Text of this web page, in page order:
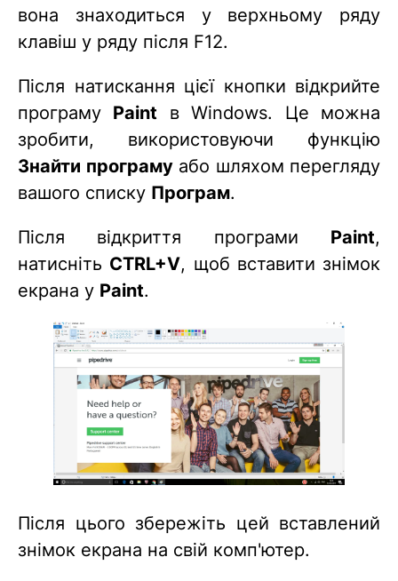
вона знаходиться у верхньому ряду
клавіш у ряду після F12.
Після натискання цієї кнопки відкрийте
програму Paint в Windows. Це можна
зробити, використовуючи функцію
Знайти програмуабо шляхом перегляду
вашого списку Програм.
Після відкриття програми Paint,
натисніть CTRL+V, щоб вставити знімок
екрана у Paint.
Після цього збережіть цей вставлений
знімок екрана на свій комп'ютер.